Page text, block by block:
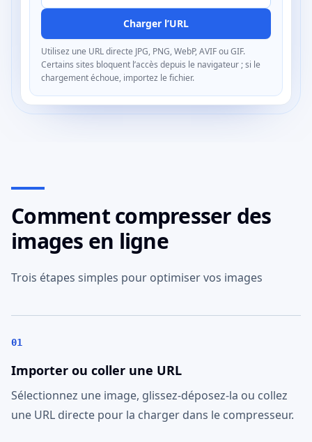
Charger l’URL
Utilisez une URL directe JPG, PNG, WebP, AVIF ou GIF.
Certains sites bloquent l’accès depuis le navigateur ; si le
chargement échoue, importez le fichier.
Comment compresser des
images en ligne
Trois étapes simples pour optimiser vos images
01
Importer ou coller une URL
Sélectionnez une image, glissez-déposez-la ou collez
une URL directe pour la charger dans le compresseur.